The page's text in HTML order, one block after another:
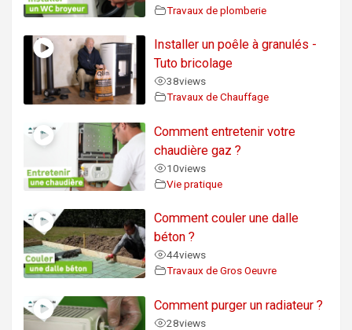
Travaux de plomberie
Installer un poêle à granulés -
Tuto bricolage
38views
Travaux de Chauffage
Comment entretenir votre
chaudière gaz ?
10views
Vie pratique
Comment couler une dalle
béton ?
44views
Travaux de Gros Oeuvre
Comment purger un radiateur ?
28views